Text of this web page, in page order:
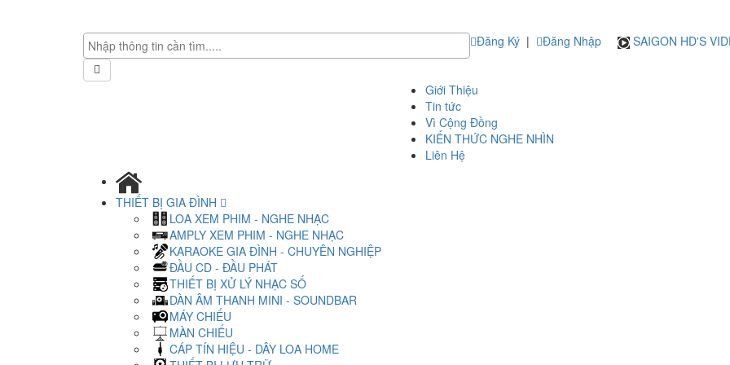
Đăng Ký | Đăng Nhập SAIGON HD'S
Giới Thiệu
Tin tức
Vì Cộng Đồng
KIẾN THỨC NGHE NHÌN
Liên Hệ
THIẾT BỊ GIA ĐÌNH
LOA XEM PHIM - NGHE NHẠC
AMPLY XEM PHIM - NGHE NHẠC
KARAOKE GIA ĐÌNH - CHUYÊN NGHIỆP
ĐẦU CD - ĐẦU PHÁT
THIẾT BỊ XỬ LÝ NHẠC SỐ
DÀN ÂM THANH MINI - SOUNDBAR
MÁY CHIẾU
MÀN CHIẾU
CÁP TÍN HIỆU - DÂY LOA HOME